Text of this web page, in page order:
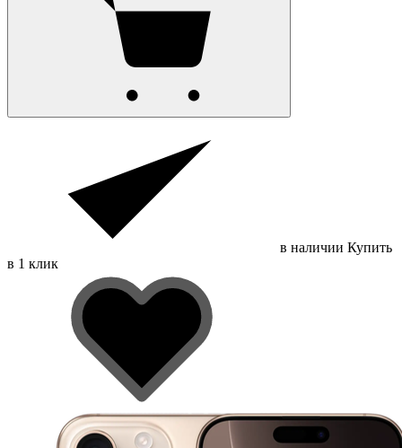
в наличии Купить
в 1 клик